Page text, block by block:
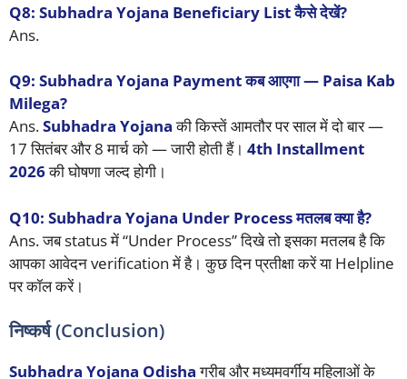
Q8: Subhadra Yojana Beneficiary List कैसे देखें?
Ans.
Q9: Subhadra Yojana Payment कब आएगा — Paisa Kab
Milega?
Ans.Subhadra Yojanaकी किस्तें आमतौर पर साल में दो बार —
17 सितंबर और 8 मार्च को — जारी होती हैं। 4th Installment
2026की घोषणा जल्द होगी।
Q10: Subhadra Yojana Under Process मतलब क्या है?
Ans. जब status में “Under Process” दिखे तो इसका मतलब है कि
आपका आवेदन verification में है। कुछ दिन प्रतीक्षा करें या Helpline
पर कॉल करें।
निष्कर्ष (Conclusion)
Subhadra Yojana Odishaगरीब और मध्यमवर्गीय महिलाओं के